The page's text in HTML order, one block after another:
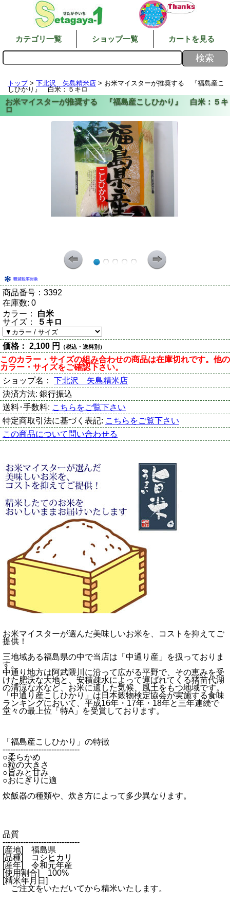
カテゴリ一覧 ショップ一覧 カートを見る
トップ> 下北沢 矢島精米店 > お米マイスターが推奨する 『福島産こ
しひかり』 白米：５キロ
商品番号： 3392
在庫数: 0
カラー：
白米
サイズ：
５キロ
価格： 2,100 円 （税込・送料別）
このカラー・サイズの組み合わせの商品は在庫切れです。他の
カラー・サイズをご確認下さい。
ショップ名： 下北沢 矢島精米店
決済方法: 銀行振込
送料･手数料: こちらをご覧下さい
特定商取引法に基づく表記: こちらをご覧下さい
この商品について問い合わせる
お米マイスターが選んだ美味しいお米を、コストを抑えてご
提供！
三地域ある福島県の中で当店は「中通り産」を扱っておりま
す。
中通り地方は阿武隈川に沿って広がる平野で、その恵みを受
けた肥沃な大地と、安積疎水によって運ばれてくる猪苗代湖
の清涼な水など、お米に適した気候、風土をもつ地域です。
「中通り産こしひかり」は日本穀物検定協会が実施する食味
ランキングにおいて、平成16年・17年・18年と三年連続で
堂々の最上位「特A」を受賞しております。
「福島産こしひかり」の特徴
------------------------------
○柔らかめ
○粒の大きさ
○旨みと甘み
○おにぎりに適
炊飯器の種類や、炊き方によって多少異なります。
品質
------------------------------
[産地] 福島県
[品種] コシヒカリ
[産年] 令和元年産
[使用割合] 100%
[精米年月日]
ご注文をいただいてから精米いたします。